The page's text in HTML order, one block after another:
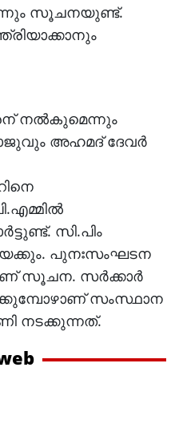
സൂചനയുണ്ട്.
നല്‍കുമെന്നും
അഹമദ് ദേവര്‍
സി.പിം
പുനഃസംഘടന
സൂചന. സര്‍ക്കാര്‍
സംസ്ഥാന
നടക്കുന്നത്.